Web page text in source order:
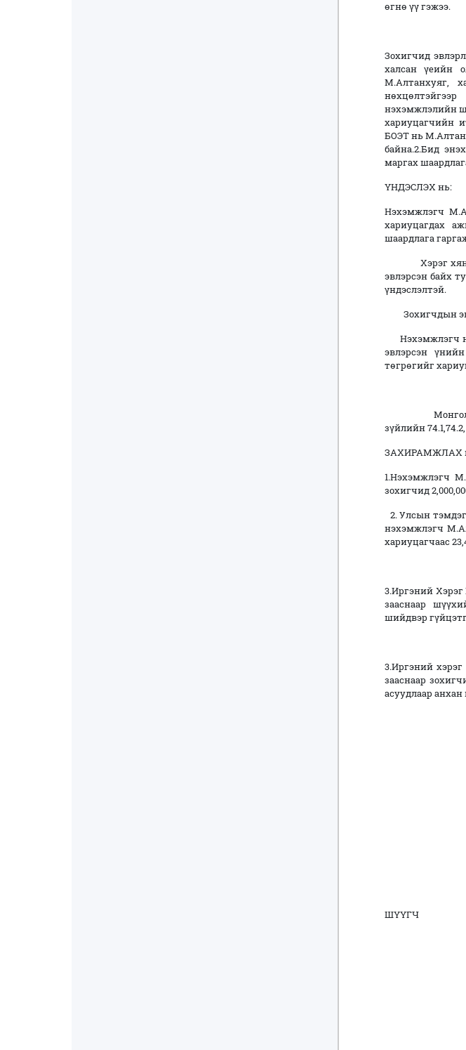
өгнө үү гэжээ.
Зохигчид
халсан үеийн
М.Алтанхуяг,
нэхэмжлэлийн
хариуцагчийн
БОЭТ нь
байна.2.Бид
маргах
ҮНДЭСЛЭХ нь:
Нэхэмжлэгч
хариуцагдах
шаардлага
Хэрэг хянан
эвлэрсэн байх
үндэслэлтэй.
Зохигчдын
Нэхэмжлэгч
эвлэрсэн
төгрөгийг
Монгол
зүйлийн
ЗАХИРАМЖЛАХ
1.Нэхэмжлэгч
зохигчид
2. Улсын
нэхэмжлэгч
хариуцагчаас
3.Иргэний
зааснаар
шийдвэр
3.Иргэний
зааснаар
асуудлаар
ШҮҮГЧ